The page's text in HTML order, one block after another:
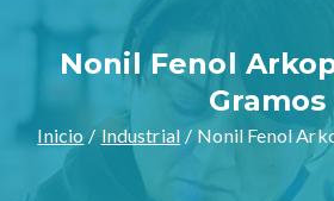
Nonil Fenol
Gramos
Inicio Industrial Nonil Fenol